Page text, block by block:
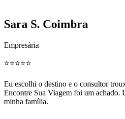
Sara S. Coimbra
Empresária
⭐️⭐️⭐️⭐️⭐️
Eu escolhi o destino e o consultor
Encontre Sua Viagem foi um achado.
minha família.